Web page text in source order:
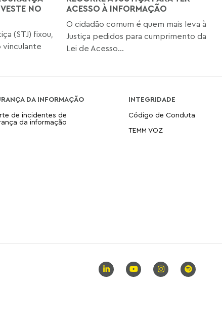
NO
(STJ) fixou,
ACESSO À INFORMAÇÃO
O cidadão comum é quem mais leva à
Justiça pedidos para cumprimento da
Lei de Acesso...
DA INFORMAÇÃO
de incidentes de
da informação
INTEGRIDADE
Código de Conduta
TEMM VOZ